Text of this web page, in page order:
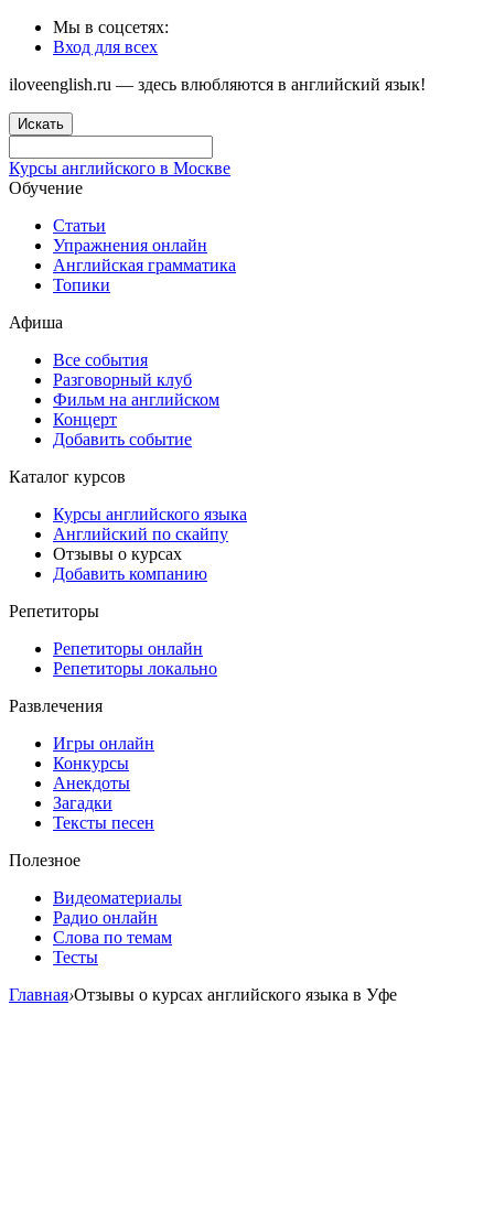
Мы в соцсетях:
Вход для всех
iloveenglish.ru — здесь влюбляются в английский язык!
Искать
Курсы английского в Москве
Обучение
Статьи
Упражнения онлайн
Английская грамматика
Топики
Афиша
Все события
Разговорный клуб
Фильм на английском
Концерт
Добавить событие
Каталог курсов
Курсы английского языка
Английский по скайпу
Отзывы о курсах
Добавить компанию
Репетиторы
Репетиторы онлайн
Репетиторы локально
Развлечения
Игры онлайн
Конкурсы
Анекдоты
Загадки
Тексты песен
Полезное
Видеоматериалы
Радио онлайн
Слова по темам
Тесты
Главная›Отзывы о курсах английского языка в Уфе